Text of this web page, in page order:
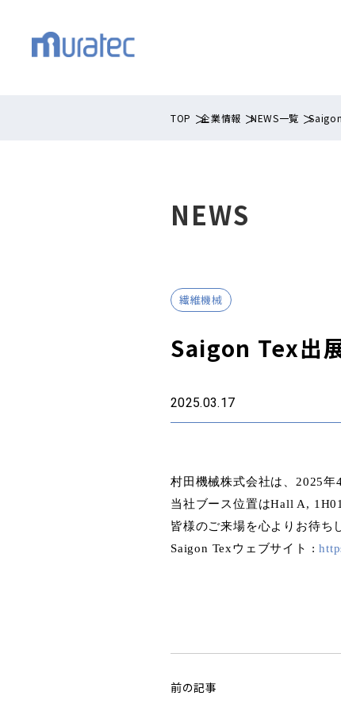
TOP 企業情報 NEWS一覧
NEWS
繊維機械
Saigon Tex出
2025.03.17
村田機械株式会社は、2025年
当社ブース位置はHall A, 1H01
皆様のご来場を心よりお待ち
Saigon Texウェブサイト :
前の記事